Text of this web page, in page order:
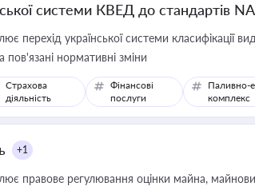
системи КВЕД до стандартів
перехід української системи класифікації
нормативні зміни
Страхова
діяльність
Фінансові
послуги
Паливно-
комплекс
+1
правове регулювання оцінки майна,